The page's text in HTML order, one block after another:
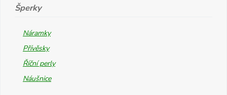
Šperky
Náramky
Přívěsky
Říční perly
Náušnice